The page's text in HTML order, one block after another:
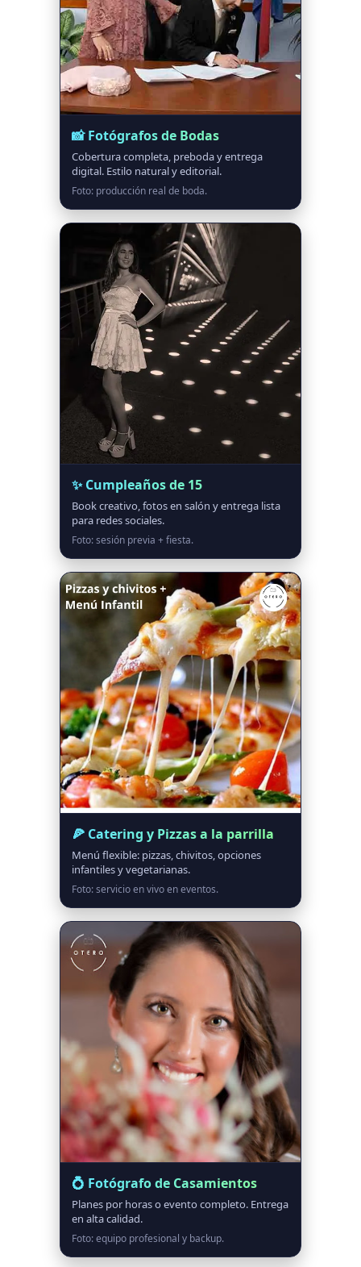
📸 Fotógrafos de Bodas
Cobertura completa, preboda y entrega
digital. Estilo natural y editorial.
Foto: producción real de boda.
✨ Cumpleaños de 15
Book creativo, fotos en salón y entrega lista
para redes sociales.
Foto: sesión previa + fiesta.
🍕 Catering y Pizzas a la parrilla
Menú flexible: pizzas, chivitos, opciones
infantiles y vegetarianas.
Foto: servicio en vivo en eventos.
💍 Fotógrafo de Casamientos
Planes por horas o evento completo. Entrega
en alta calidad.
Foto: equipo profesional y backup.